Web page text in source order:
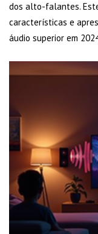
dos alto-falantes.
características e
áudio superior em